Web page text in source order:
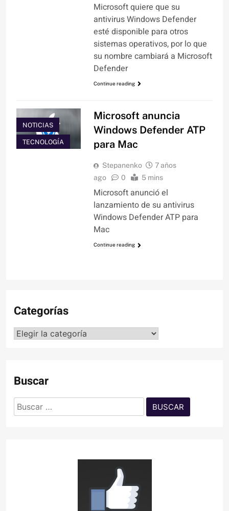
Microsoft quiere que su
antivirus Windows Defender
esté disponible para otros
sistemas operativos, por lo que
su nombre cambiará a Microsoft
Defender
Continue reading
NOTICIAS
TECNOLOGÍA
Microsoft anuncia
Windows Defender ATP
para Mac
Stepanenko
7 años
ago
0 5 mins
Microsoft anunció el
lanzamiento de su antivirus
Windows Defender ATP para
Mac
Continue reading
Categorías
Categorías
Buscar
Buscar: